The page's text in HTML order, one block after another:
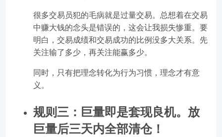
很多交易员犯的毛病就是过量交易。总想着在交易
中赚大钱的念头是错误的，这会让我损失惨重。要
明白，交易成绩和交易成功的比例没多大关系。先
关注输了多少，再关注能赢多少。
同时，只有把理念转化为行为习惯，理念才有意
义。
规则三：巨量即是套现良机。放
巨量后三天内全部清仓！